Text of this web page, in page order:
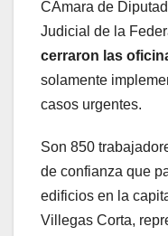
CÃmara de
Judicial de la
cerraron las
solamente
casos urgentes.
Son 850
de confianza que
edificios en la
Villegas Corta,